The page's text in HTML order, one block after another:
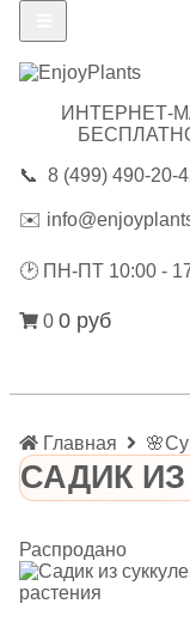
ИНТЕРНЕТ-
📞 8 (499) 490-20-
✉️
🕑 ПН-ПТ 10:00 -
0 0 руб
Главная
САДИК
Распродано